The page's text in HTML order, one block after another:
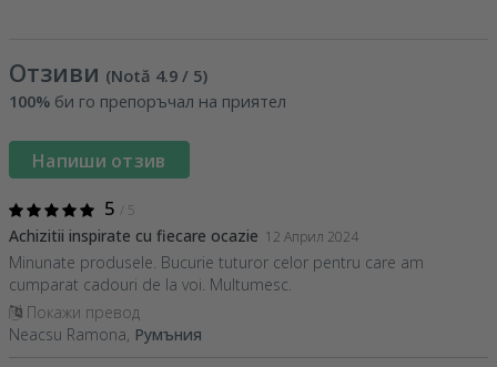
Отзиви (Notă 4.9 / 5)
100% би го препоръчал на приятел
Напиши отзив
5 / 5
Achizitii inspirate cu fiecare ocazie 12 Април 2024
Minunate produsele. Bucurie tuturor celor pentru care am
cumparat cadouri de la voi. Multumesc.
Покажи превод
Neacsu Ramona, Румъния